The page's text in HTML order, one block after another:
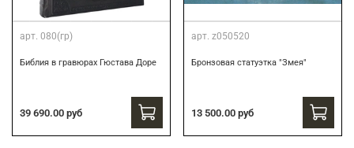
арт. 080(гр)
Библия в гравюрах Гюстава Доре
39 690.00 руб
арт. z050520
Бронзовая статуэтка "Змея"
13 500.00 руб